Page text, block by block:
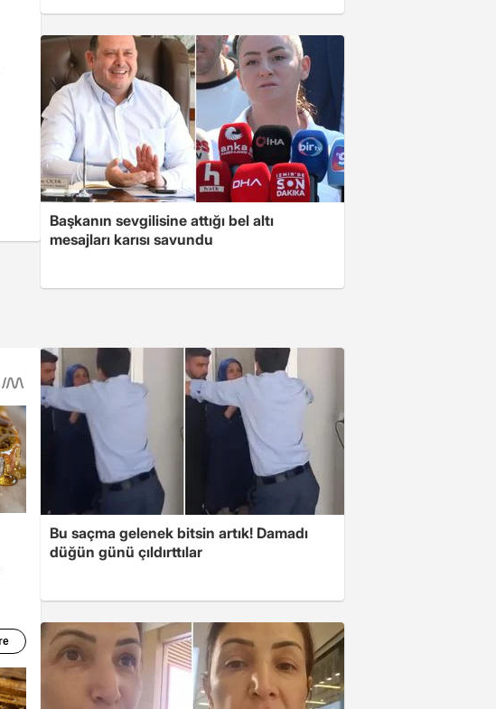
Başkanın sevgilisine attığı bel altı
mesajları karısı savundu
Bu saçma gelenek bitsin artık! Damadı
düğün günü çıldırttılar